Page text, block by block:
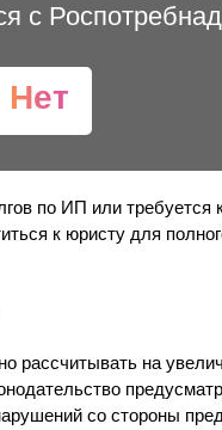
с
Нет
по ИП или требуется
к юристу для
рассчитывать на
со стороны